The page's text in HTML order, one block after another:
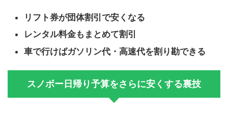
リフト券が団体割引で安くなる
レンタル料金もまとめて割引
車で行けばガソリン代・高速代を割り勘できる
スノボー日帰り予算をさらに安くする裏技